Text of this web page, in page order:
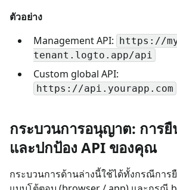
ตัวอย่าง
Management API:
https://
tenant.logto.app/api
Custom global API:
https://api.yourapp.com
กระบวนการอนุญาต: การ
และปกป้อง API ของคุณ
กระบวนการด้านล่างนี้ใช้ได้ทั้งกรณีการ